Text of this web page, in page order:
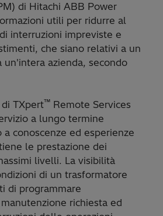
di Hitachi ABB Power
utili per ridurre al
interruzioni impreviste e
che siano relativi a un
un'intera azienda, secondo
TXpert™ Remote Services
a lungo termine
a conoscenze ed esperienze
le prestazione dei
livelli. La visibilità
di un trasformatore
di programmare
richiesta ed